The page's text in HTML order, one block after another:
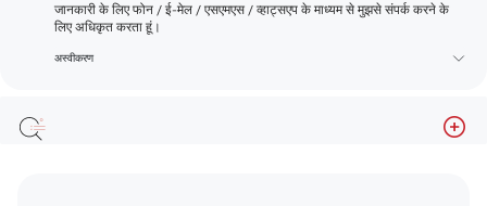
जानकारी के लिए फोन / ई-मेल / एसएमएस / व्हाट्सएप के माध्यम से मुझसे संपर्क करने के
लिए अधिकृत करता हूं।
अस्वीकरण